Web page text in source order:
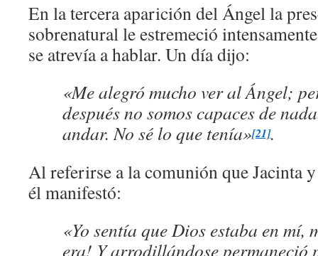
En la tercera aparición del Ángel la
sobrenatural le estremeció
se atrevía a hablar. Un día dijo:
«Me alegró mucho ver al Ángel;
después no somos capaces de
andar. No sé lo que tenía»[21].
Al referirse a la comunión que Jacinta
él manifestó:
«Yo sentía que Dios estaba en mí,
era! Y arrodillándose permaneció